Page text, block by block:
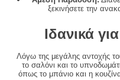
ξεκινήσετε την
Ιδανικά
Λόγω της μεγάλης αντοχής
το σαλόνι και το
όπως το μπάνιο και η